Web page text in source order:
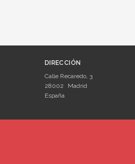
DIRECCIÓN
Calle Recaredo, 3
28002
Madrid
España